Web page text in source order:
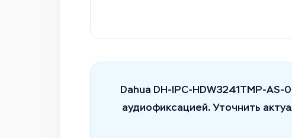
Dahua DH-IPC-HDW3241TMP-
аудиофиксацией. Уточнить